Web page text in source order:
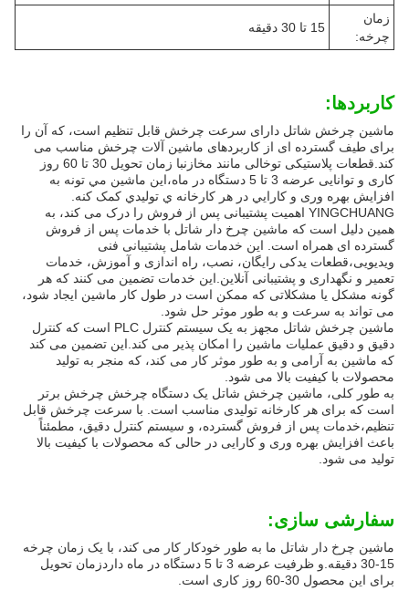
زمان
چرخه:
15 تا 30 دقیقه
کاربردها:
ماشین چرخش شاتل دارای سرعت چرخش قابل تنظیم است، که آن را
برای طیف گسترده ای از کاربردهای ماشین آلات چرخش مناسب می
کند.قطعات پلاستیکی توخالی مانند مخازنبا زمان تحویل 30 تا 60 روز
کاری و توانایی عرضه 3 تا 5 دستگاه در ماه،اين ماشين مي تونه به
افزايش بهره وری و کارايي در هر کارخانه ي توليدي کمک کنه.
YINGCHUANG اهمیت پشتیبانی پس از فروش را درک می کند، به
همین دلیل است که ماشین چرخ دار شاتل با خدمات پس از فروش
گسترده ای همراه است. این خدمات شامل پشتیبانی فنی
ویدیویی،قطعات یدکی رایگان، نصب، راه اندازی و آموزش، خدمات
تعمیر و نگهداری و پشتیبانی آنلاین.این خدمات تضمین می کنند که هر
گونه مشکل یا مشکلاتی که ممکن است در طول کار ماشین ایجاد شود،
می تواند به سرعت و به طور موثر حل شود.
ماشین چرخش شاتل مجهز به یک سیستم کنترل PLC است که کنترل
دقیق و دقیق عملیات ماشین را امکان پذیر می کند.این تضمین می کند
که ماشین به آرامی و به طور موثر کار می کند، که منجر به تولید
محصولات با کیفیت بالا می شود.
به طور کلی، ماشین چرخش شاتل یک دستگاه چرخش چرخش برتر
است که برای هر کارخانه تولیدی مناسب است. با سرعت چرخش قابل
تنظیم،خدمات پس از فروش گسترده، و سیستم کنترل دقیق، مطمئناً
باعث افزایش بهره وری و کارایی در حالی که محصولات با کیفیت بالا
تولید می شود.
سفارشی سازی:
ماشین چرخ دار شاتل ما به طور خودکار کار می کند، با یک زمان چرخه
15-30 دقیقه.و ظرفیت عرضه 3 تا 5 دستگاه در ماه داردزمان تحویل
برای این محصول 30-60 روز کاری است.